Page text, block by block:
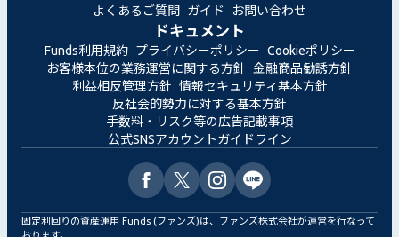
よくあるご質問 ガイド お問い合わせ
ドキュメント
Funds利用規約 プライバシーポリシー Cookieポリシー
お客様本位の業務運営に関する方針 金融商品勧誘方針
利益相反管理方針 情報セキュリティ基本方針
反社会的勢力に対する基本方針
手数料・リスク等の広告記載事項
公式SNSアカウントガイドライン
固定利回りの資産運用 Funds (ファンズ)は、ファンズ株式会社が運営を行なって
おります。